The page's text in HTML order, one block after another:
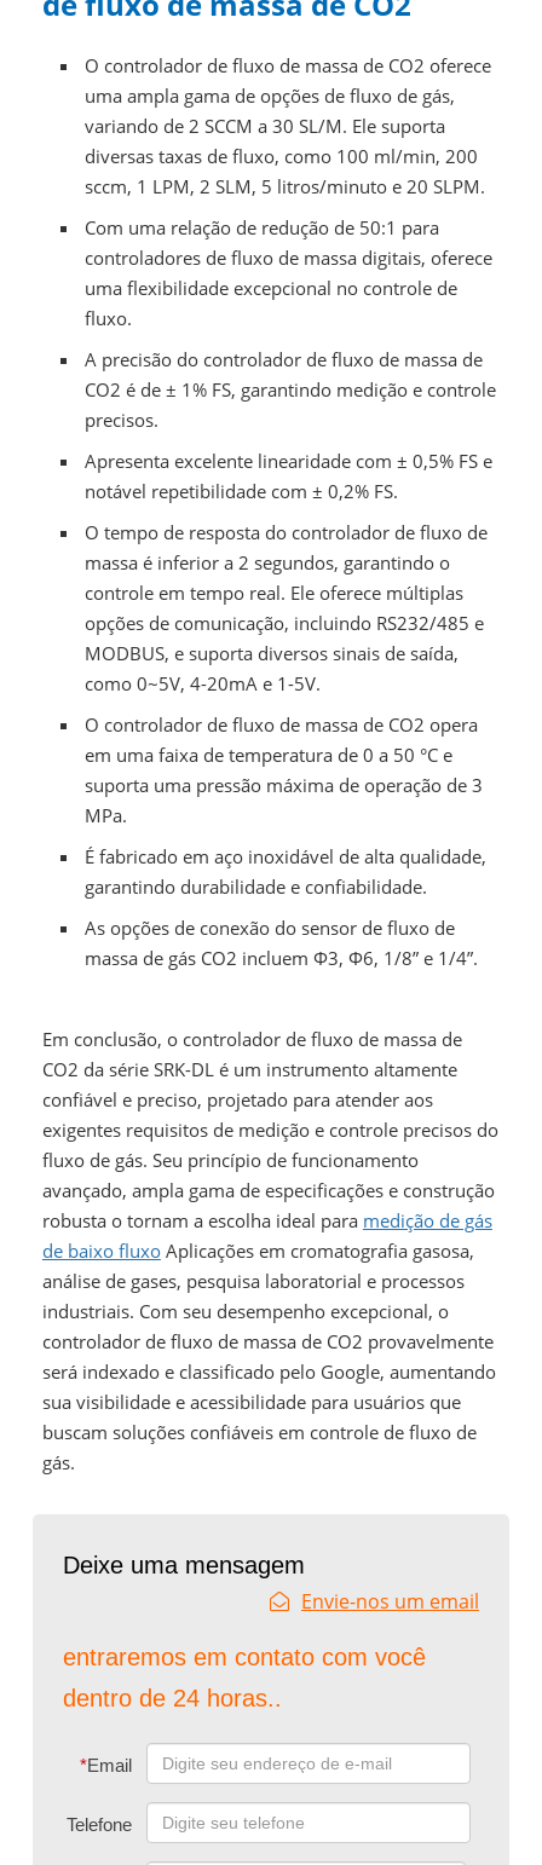
O controlador de fluxo de massa de CO2 oferece
uma ampla gama de opções de fluxo de gás,
variando de 2 SCCM a 30 SL/M. Ele suporta
diversas taxas de fluxo, como 100 ml/min, 200
sccm, 1 LPM, 2 SLM, 5 litros/minuto e 20 SLPM.
Com uma relação de redução de 50:1 para
controladores de fluxo de massa digitais, oferece
uma flexibilidade excepcional no controle de
fluxo.
A precisão do controlador de fluxo de massa de
CO2 é de ± 1% FS, garantindo medição e controle
precisos.
Apresenta excelente linearidade com ± 0,5% FS e
notável repetibilidade com ± 0,2% FS.
O tempo de resposta do controlador de fluxo de
massa é inferior a 2 segundos, garantindo o
controle em tempo real. Ele oferece múltiplas
opções de comunicação, incluindo RS232/485 e
MODBUS, e suporta diversos sinais de saída,
como 0~5V, 4-20mA e 1-5V.
O controlador de fluxo de massa de CO2 opera
em uma faixa de temperatura de 0 a 50 °C e
suporta uma pressão máxima de operação de 3
MPa.
É fabricado em aço inoxidável de alta qualidade,
garantindo durabilidade e confiabilidade.
As opções de conexão do sensor de fluxo de
massa de gás CO2 incluem Φ3, Φ6, 1/8” e 1/4”.
Em conclusão, o controlador de fluxo de massa de
CO2 da série SRK-DL é um instrumento altamente
confiável e preciso, projetado para atender aos
exigentes requisitos de medição e controle precisos do
fluxo de gás. Seu princípio de funcionamento
avançado, ampla gama de especificações e construção
robusta o tornam a escolha ideal para medição de gás
de baixo fluxoAplicações em cromatografia gasosa,
análise de gases, pesquisa laboratorial e processos
industriais. Com seu desempenho excepcional, o
controlador de fluxo de massa de CO2 provavelmente
será indexado e classificado pelo Google, aumentando
sua visibilidade e acessibilidade para usuários que
buscam soluções confiáveis ​​em controle de fluxo de
gás.
Deixe uma mensagem
Envie-nos um email
entraremos em contato com você
dentro de 24 horas..
*Email
Telefone